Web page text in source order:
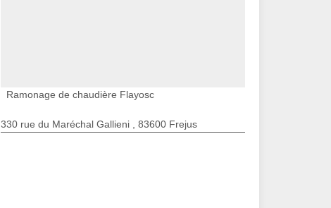
Ramonage de chaudière Flayosc
330 rue du Maréchal Gallieni , 83600 Frejus